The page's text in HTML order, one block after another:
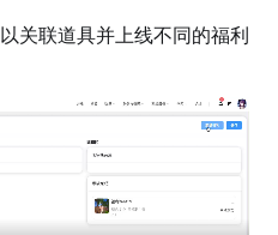
关联道具并上线不同的福利